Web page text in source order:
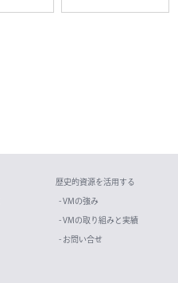
歴史的資源を活用する
- VMの強み
- VMの取り組みと実績
- お問い合せ